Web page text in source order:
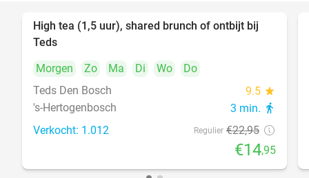
35%
High tea (1,5 uur), shared brunch of ontbijt bij
Teds
Morgen
Zo Ma Di Wo
Do
Teds Den Bosch
9.5 star
's-Hertogenbosch 3 min. directions_walk
Verkocht: 1.012 Regulier €22,95
€14,95